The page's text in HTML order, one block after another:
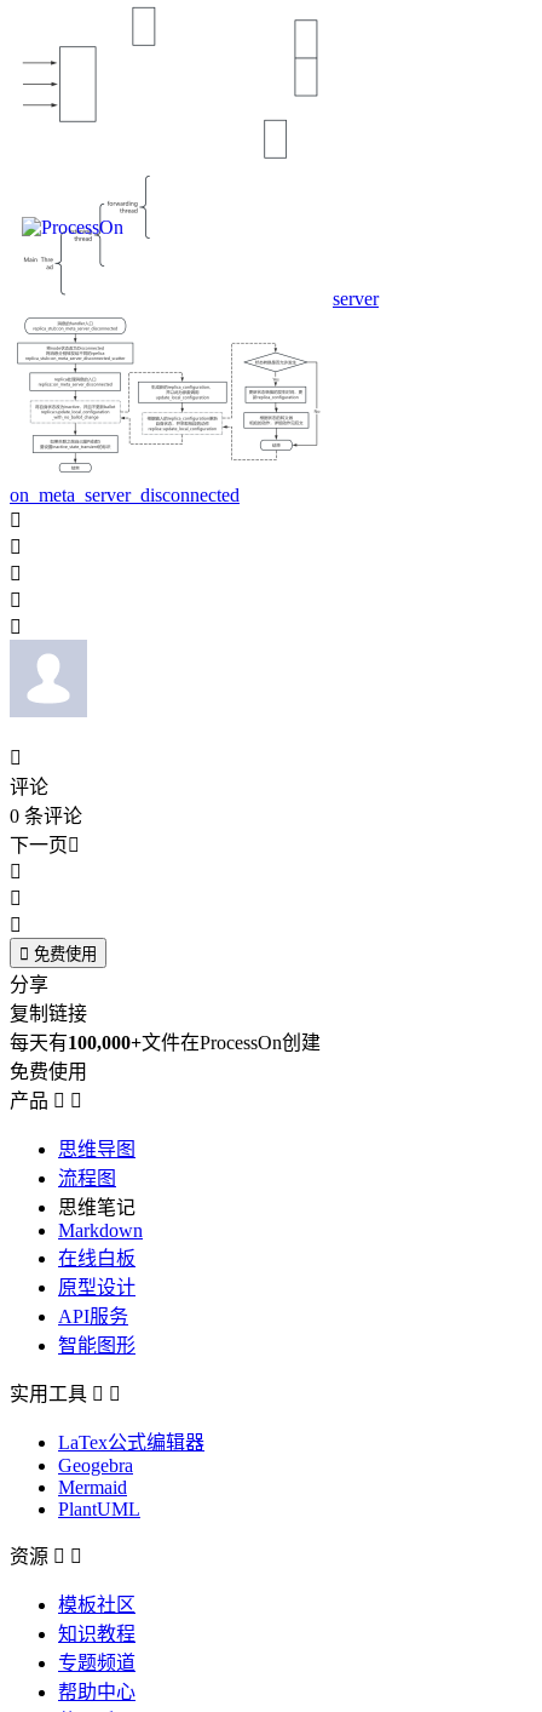
server
on_meta_server_disconnected






评论
0 条评论
下一页



 免费使用
分享
复制链接
每天有100,000+文件在ProcessOn创建
免费使用
产品  
思维导图
流程图
思维笔记
Markdown
在线白板
原型设计
API服务
智能图形
实用工具  
LaTex公式编辑器
Geogebra
Mermaid
PlantUML
资源  
模板社区
知识教程
专题频道
帮助中心